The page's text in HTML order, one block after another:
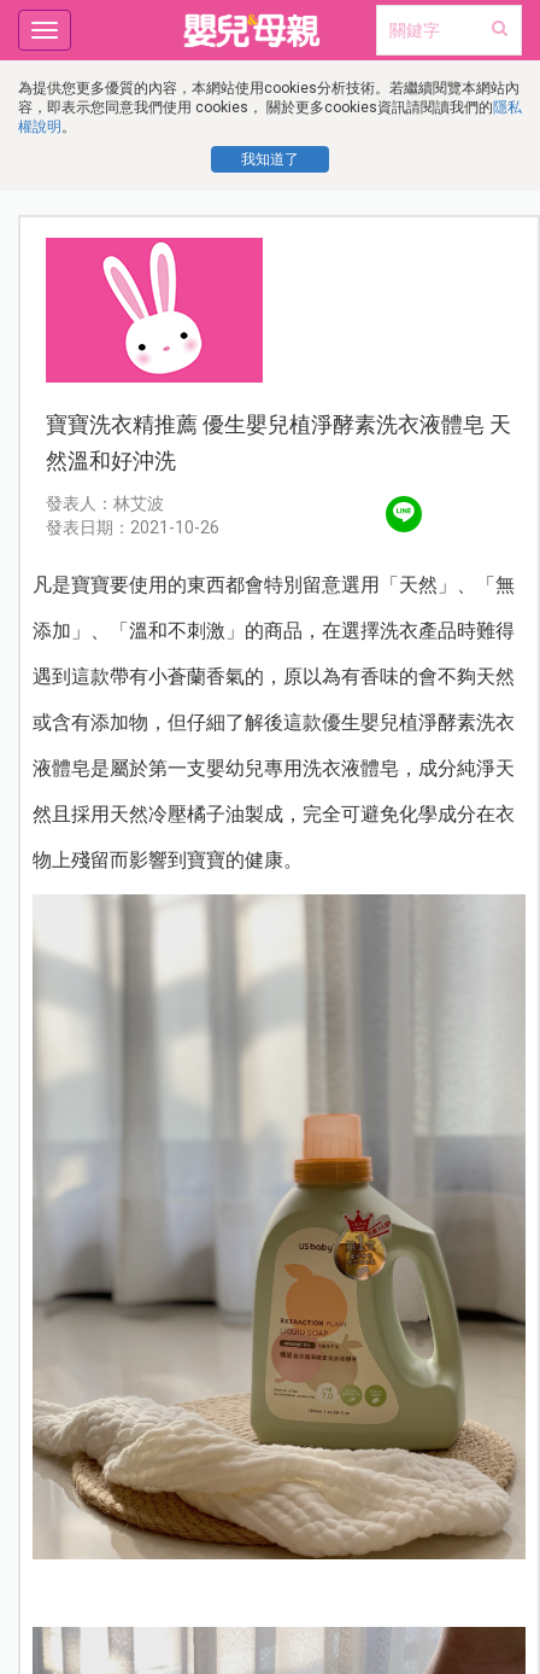
為提供您更多優質的內容，本網站使用cookies分析技術。若繼續閱覽本網站內
容，即表示您同意我們使用 cookies， 關於更多cookies資訊請閱讀我們的隱私
權說明 。
我知道了
Toggle
navigation
寶寶洗衣精推薦 優生嬰兒植淨酵素洗衣液體皂 天
然溫和好沖洗
發表人：林艾波
發表日期：2021-10-26
凡是寶寶要使用的東西都會特別留意選用「天然」、「無
添加」、「溫和不刺激」的商品，在選擇洗衣產品時難得
遇到這款帶有小蒼蘭香氣的，原以為有香味的會不夠天然
或含有添加物，但仔細了解後這款優生嬰兒植淨酵素洗衣
液體皂是屬於第一支嬰幼兒專用洗衣液體皂，成分純淨天
然且採用天然冷壓橘子油製成，完全可避免化學成分在衣
物上殘留而影響到寶寶的健康。